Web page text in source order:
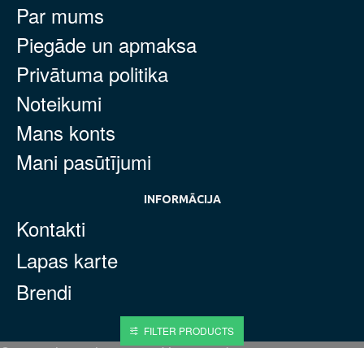
Par mums
Piegāde un apmaksa
Privātuma politika
Noteikumi
Mans konts
Mani pasūtījumi
INFORMĀCIJA
Kontakti
Lapas karte
Brendi
FILTER PRODUCTS